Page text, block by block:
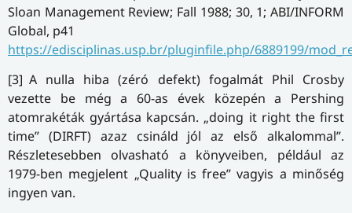
Sloan Management Review; Fall 1988; 30, 1; ABI/INFORM
Global, p41
https://edisciplinas.usp.br/pluginfile.php/6889199/
[3] A nulla hiba (zéró defekt) fogalmát Phil Crosby
vezette be még a 60-as évek közepén a Pershing
atomrakéták gyártása kapcsán. „doing it right the first
time” (DIRFT) azaz csináld jól az első alkalommal”.
Részletesebben olvasható a könyveiben, például az
1979-ben megjelent „Quality is free” vagyis a minőség
ingyen van.